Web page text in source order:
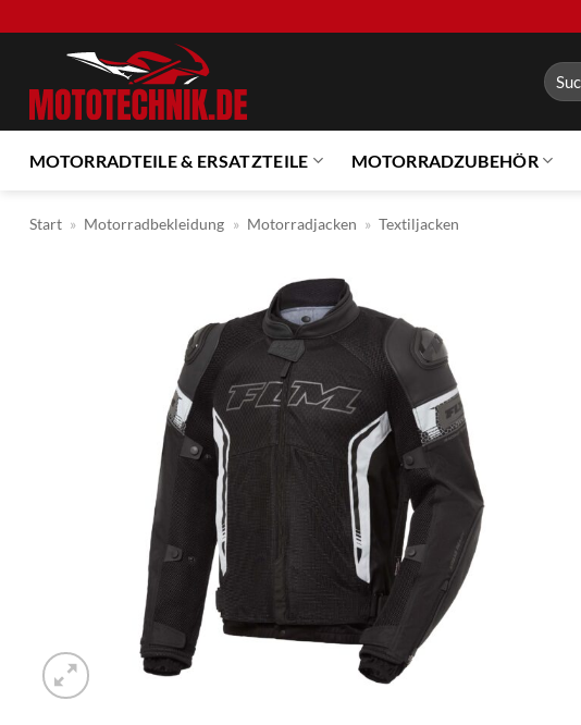
Suchen
nach:
MOTORRADTEILE & ERSATZTEILE MOTORRADZUBEHÖR
Start » Motorradbekleidung » Motorradjacken » Textiljacken